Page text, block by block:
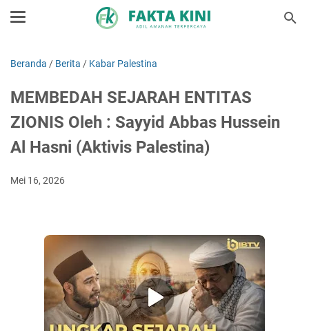
Beranda / Berita / Kabar Palestina
MEMBEDAH SEJARAH ENTITAS
ZIONIS Oleh : Sayyid Abbas Hussein
Al Hasni (Aktivis Palestina)
Mei 16, 2026